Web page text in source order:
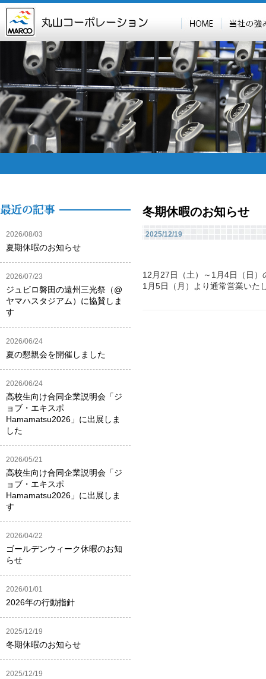
冬期休暇のお知らせ
2025/12/19
12月27日（土）～1月4日（日
1月5日（月）より通常営業いた
2026/08/03
夏期休暇のお知らせ
2026/07/23
ジュビロ磐田の遠州三光祭（@
ヤマハスタジアム）に協賛しま
す
2026/06/24
夏の懇親会を開催しました
2026/06/24
高校生向け合同企業説明会「ジ
ョブ・エキスポ
Hamamatsu2026」に出展しま
した
2026/05/21
高校生向け合同企業説明会「ジ
ョブ・エキスポ
Hamamatsu2026」に出展しま
す
2026/04/22
ゴールデンウィーク休暇のお知
らせ
2026/01/01
2026年の行動指針
2025/12/19
冬期休暇のお知らせ
2025/12/19